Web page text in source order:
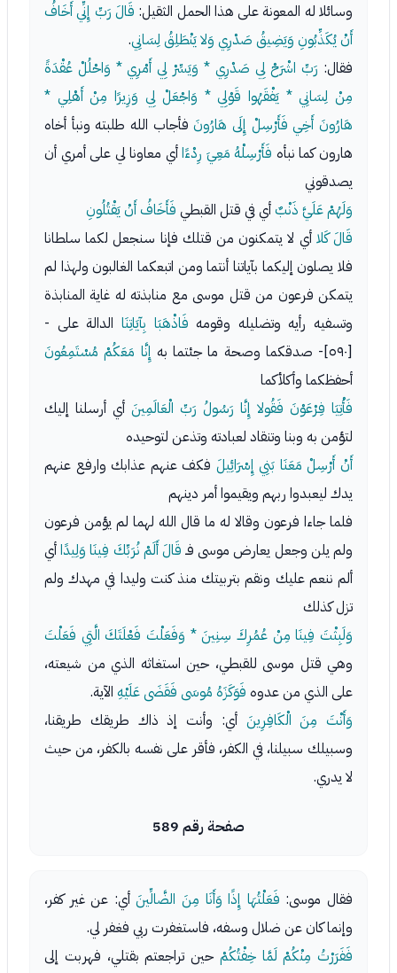
وسائلا له المعونة على هذا الحمل الثقيل: قَالَ رَبِّ إِنِّي أَخَافُ
أَنْ يُكَذِّبُونِ وَيَضِيقُ صَدْرِي وَلا يَنْطَلِقُ لِسَانِي.
فقال: رَبِّ اشْرَحْ لِي صَدْرِي * وَيَسِّرْ لِي أَمْرِي * وَاحْلُلْ عُقْدَةً
مِنْ لِسَانِي * يَفْقَهُوا قَوْلِي * وَاجْعَلْ لِي وَزِيرًا مِنْ أَهْلِي *
هَارُونَ أَخِي فَأَرْسِلْ إِلَى هَارُونَفأجاب الله طلبته ونبأ أخاه
هارون كما نبأه فَأَرْسِلْهُ مَعِيَ رِدْءًاأي معاونا لي على أمري أن
يصدقوني
وَلَهُمْ عَلَيَّ ذَنْبٌأي في قتل القبطي فَأَخَافُ أَنْ يَقْتُلُونِ
قَالَ كَلا أي لا يتمكنون من قتلك فإنا سنجعل لكما سلطانا
فلا يصلون إليكما بآياتنا أنتما ومن اتبعكما الغالبون ولهذا لم
يتمكن فرعون من قتل موسى مع منابذته له غاية المنابذة
وتسفيه رأيه وتضليله وقومه فَاذْهَبَا بِآيَاتِنَا الدالة على -
[٥٩٠]- صدقكما وصحة ما جئتما به
إِنَّا مَعَكُمْ مُسْتَمِعُونَ
أحفظكما وأكلأكما
فَأْتِيَا فِرْعَوْنَ فَقُولا إِنَّا رَسُولُ رَبِّ الْعَالَمِينَ أي أرسلنا إليك
لتؤمن به وبنا وتنقاد لعبادته وتذعن لتوحيده
أَنْ أَرْسِلْ مَعَنَا بَنِي إِسْرَائِيلَ فكف عنهم عذابك وارفع عنهم
يدك ليعبدوا ربهم ويقيموا أمر دينهم
فلما جاءا فرعون وقالا له ما قال الله لهما لم يؤمن فرعون
ولم يلن وجعل يعارض موسى فـ قَالَ أَلَمْ نُرَبِّكَ فِينَا وَلِيدًاأي
ألم ننعم عليك ونقم بتربيتك منذ كنت وليدا في مهدك ولم
تزل كذلك
وَلَبِثْتَ فِينَا مِنْ عُمُرِكَ سِنِينَ * وَفَعَلْتَ فَعْلَتَكَ الَّتِي فَعَلْتَ
وهي قتل موسى للقبطي، حين استغاثه الذي من شيعته،
على الذي من عدوه فَوَكَزَهُ مُوسَى فَقَضَى عَلَيْهِ الآية.
وَأَنْتَ مِنَ الْكَافِرِينَ أي: وأنت إذ ذاك طريقك طريقنا،
وسبيلك سبيلنا، في الكفر، فأقر على نفسه بالكفر، من حيث
لا يدري.
صفحة رقم 589
فقال موسى: فَعَلْتُهَا إِذًا وَأَنَا مِنَ الضَّالِّينَأي: عن غير كفر،
وإنما كان عن ضلال وسفه، فاستغفرت ربي فغفر لي.
فَفَرَرْتُ مِنْكُمْ لَمَّا خِفْتُكُمْ حين تراجعتم بقتلي، فهربت إلى